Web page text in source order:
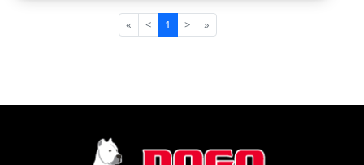
« < 1 > »